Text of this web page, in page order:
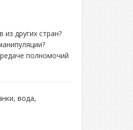
других стран?
полномочий
вода,